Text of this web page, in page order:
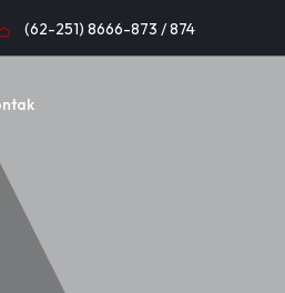
(62-251) 8666-873 / 874